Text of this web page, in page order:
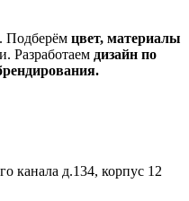
. Подберём цвет, материалы
Разработаем дизайн по
канала д.134, корпус 12